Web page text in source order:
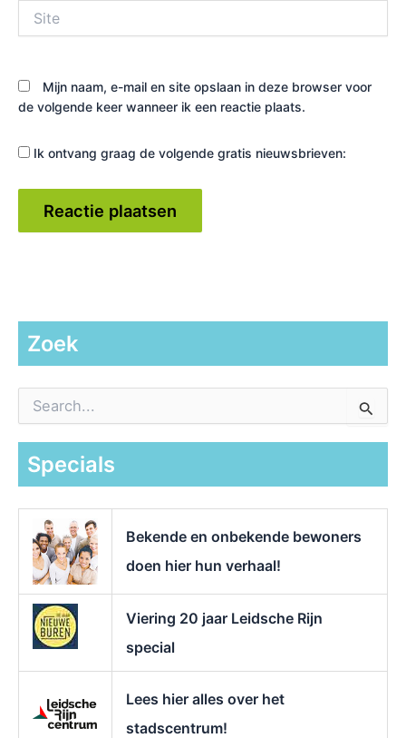
Mijn naam, e-mail en site opslaan in deze browser voor
de volgende keer wanneer ik een reactie plaats.
Ik ontvang graag de volgende gratis nieuwsbrieven:
Zoek
a
Specials
Bekende en onbekende bewoners
doen hier hun verhaal!
Viering 20 jaar Leidsche Rijn
special
Lees hier alles over het
stadscentrum!